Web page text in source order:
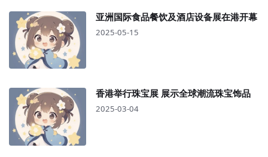
亚洲国际食品餐饮及酒店设备展在港开幕
2025-05-15
香港举行珠宝展 展示全球潮流珠宝饰品
2025-03-04